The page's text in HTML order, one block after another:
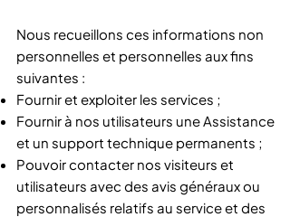
Nous recueillons ces informations non
personnelles et personnelles aux fins
suivantes :
Fournir et exploiter les services ;
Fournir à nos utilisateurs une Assistance
et un support technique permanents ;
Pouvoir contacter nos visiteurs et
utilisateurs avec des avis généraux ou
personnalisés relatifs au service et des